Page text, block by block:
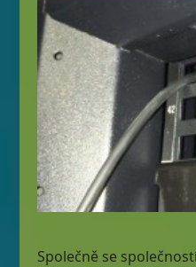
Společně se